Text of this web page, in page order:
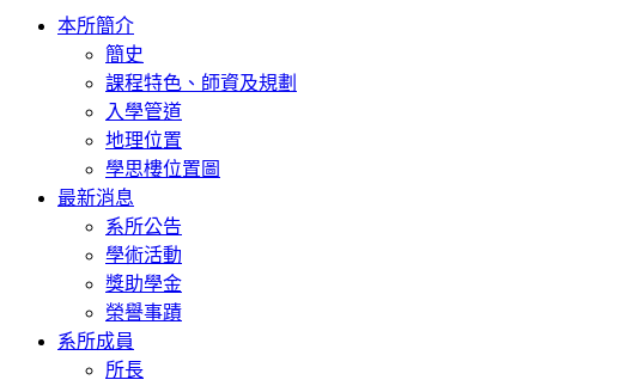
Toggle
navigation
本所簡介
簡史
課程特色、師資及規劃
入學管道
地理位置
學思樓位置圖
最新消息
系所公告
學術活動
獎助學金
榮譽事蹟
系所成員
所長